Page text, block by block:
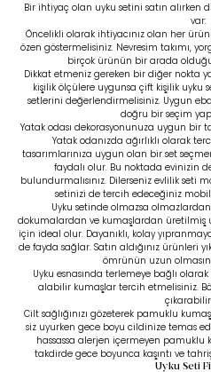
Bir ihtiyaç olan uyku setini satın alırken
var:
Öncelikli olarak ihtiyacınız olan her
özen göstermelisiniz. Nevresim takımı,
birçok ürünün bir arada
Dikkat etmeniz gereken bir diğer nokta
kişilik ölçülere uygunsa çift kişilik uyku
setlerini değerlendirmelisiniz. Uygun
doğru bir seçim
Yatak odası dekorasyonunuza uygun bir
Yatak odanızda ağırlıklı olarak
tasarımlarınıza uygun olan bir set
faydalı olur. Bu noktada evinizin
bulundurmalısınız. Dilerseniz evlilik seti
setinizi de tercih edeceğiniz
Uyku setinde olmazsa
dokumalardan ve kumaşlardan üretilmiş
için ideal olur. Dayanıklı, kolay
de fayda sağlar. Satın aldığınız ürünleri
ömrünün uzun
Uyku esnasında terlemeye bağlı
alabilir kumaşlar tercih etmelisiniz.
Cilt sağlığınızı gözeterek pamuklu
siz uyurken gece boyu cildinize temas
hassassa alerjen içermeyen pamuklu
takdirde gece boyunca kaşıntı ve
Uyku Seti